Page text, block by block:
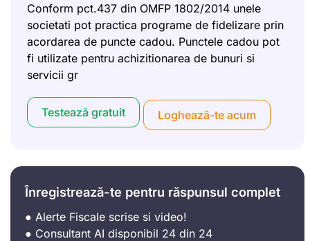
Conform pct.437 din OMFP 1802/2014 unele
societati pot practica programe de fidelizare prin
acordarea de puncte cadou. Punctele cadou pot
fi utilizate pentru achizitionarea de bunuri si
servicii gr
Testează gratuit Loghează-te acum
Înregistrează-te pentru răspunsul complet
● Alerte Fiscale scrise si video!
● Consultant AI disponibil 24 din 24